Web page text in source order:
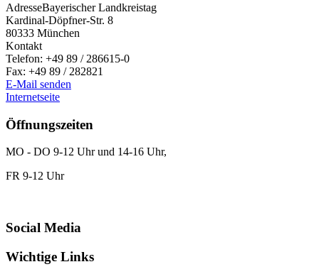
AdresseBayerischer Landkreistag
Kardinal-Döpfner-Str. 8
80333 München
Kontakt
Telefon: +49 89 / 286615-0
Fax: +49 89 / 282821
E-Mail senden
Internetseite
Öffnungszeiten
MO - DO 9-12 Uhr und 14-16 Uhr,
FR 9-12 Uhr
Social Media
Wichtige Links